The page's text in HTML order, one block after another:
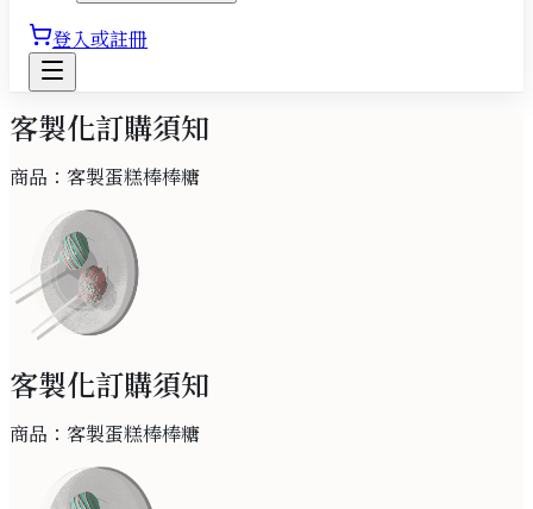
登入或註冊
客製化訂購須知
商品： 客製蛋糕棒棒糖
客製化訂購須知
商品： 客製蛋糕棒棒糖